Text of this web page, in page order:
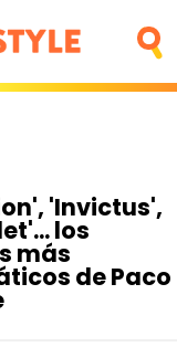
PIEL
PELO
'Invictus',
los
más
de Paco